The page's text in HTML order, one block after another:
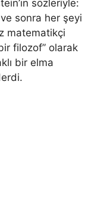
sözleriyle:
sonra her şeyi
matematikçi
filozof” olarak
bir elma